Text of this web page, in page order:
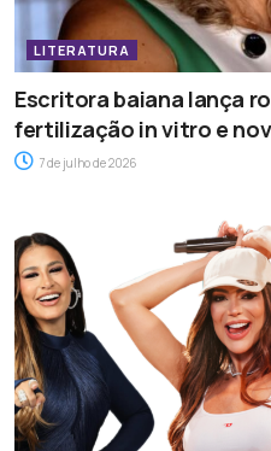
LITERATURA
Escritora baiana lança
fertilização in vitro e
7 de julho de 2026